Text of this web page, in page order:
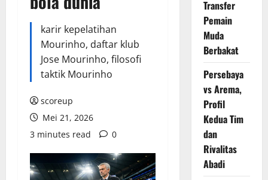
karir kepelatihan
Mourinho, daftar klub
Jose Mourinho, filosofi
taktik Mourinho
scoreup
Mei 21, 2026
3 minutes read
0
Transfer
Pemain
Muda
Berbakat
Persebaya
vs Arema,
Profil
Kedua Tim
dan
Rivalitas
Abadi